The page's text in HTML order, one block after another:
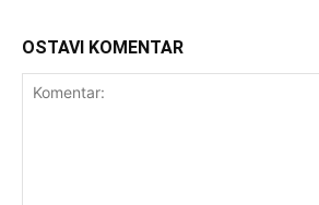
OSTAVI KOMENTAR